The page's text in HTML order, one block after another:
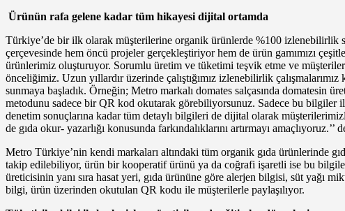
Ürünün rafa gelene kadar tüm hikayesi dijital ortamda
Türkiye’de bir ilk olarak müşterilerine organik ürünlerde %100 izlenebilirlik
çerçevesinde hem öncü projeler gerçekleştiriyor hem de ürün gamımızı
ürünlerimiz oluşturuyor. Sorumlu üretim ve tüketimi teşvik etme ve
önceliğimiz. Uzun yıllardır üzerinde çalıştığımız izlenebilirlik
sunmaya başladık. Örneğin; Metro markalı domates salçasında
metodunu sadece bir QR kod okutarak görebiliyorsunuz. Sadece bu bilgiler
denetim sonuçlarına kadar tüm detaylı bilgileri de dijital olarak
de gıda okur- yazarlığı konusunda farkındalıklarını artırmayı amaçlıyoruz.’’
Metro Türkiye’nin kendi markaları altındaki tüm organik gıda ürünlerinde
takip edilebiliyor, ürün bir kooperatif ürünü ya da coğrafi işaretli ise bu
üreticisinin yanı sıra hasat yeri, gıda ürününe göre alerjen bilgisi, süt yağı
bilgi, ürün üzerinden okutulan QR kodu ile müşterilerle paylaşılıyor.